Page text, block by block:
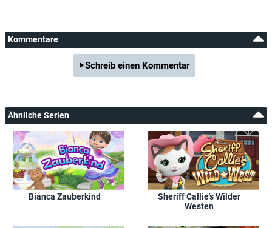
Kommentare
Schreib einen Kommentar
Ähnliche Serien
Bianca Zauberkind
Sheriff Callie's Wilder
Westen